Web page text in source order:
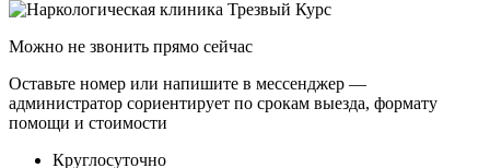
Можно не звонить прямо сейчас
Оставьте номер или напишите в мессенджер —
администратор сориентирует по срокам выезда, формату
помощи и стоимости
Круглосуточно